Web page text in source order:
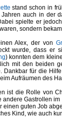
stand schon in
auch in der
spielte er
sondern
Alex, der von
wurde, dass er
) konnten dem
mit den beiden
Dankbar für die
Aufräumen des
ist die Rolle von
andere Gastrollen
einen guten Job
Kind, wie auch